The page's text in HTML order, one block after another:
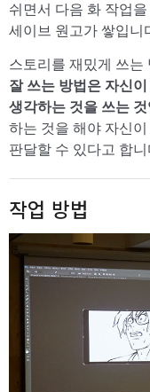
쉬면서 다음 화 작업
세이브 원고가 쌓입니
스토리를 재밌게 쓰는
잘 쓰는 방법은 자신
생각하는 것을 쓰는
하는 것을 해야 자신
판달할 수 있다고 합니
작업 방법